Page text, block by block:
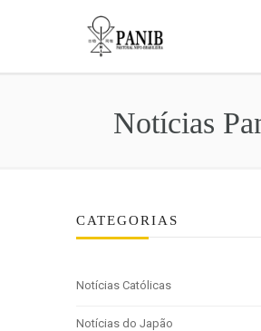
Notícias
CATEGORIAS
Notícias Católicas
Notícias do Japão